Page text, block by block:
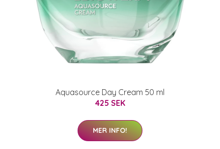
Aquasource Day Cream 50 ml
425 SEK
MER INFO!